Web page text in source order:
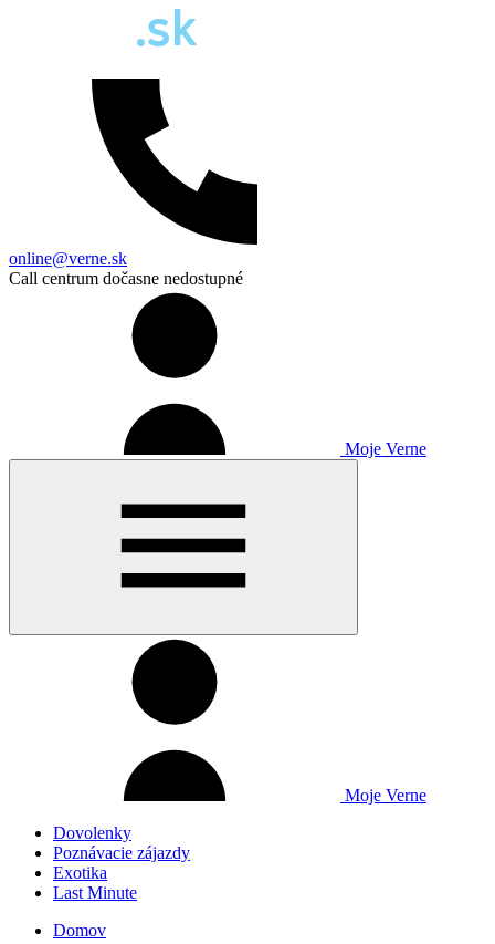
online@verne.sk
Call centrum dočasne nedostupné
Moje Verne
Moje Verne
Dovolenky
Poznávacie zájazdy
Exotika
Last Minute
Domov